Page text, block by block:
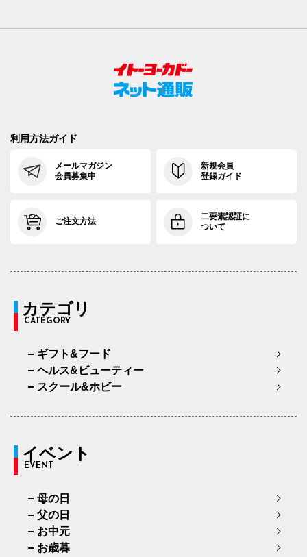
利用方法ガイド
メールマガジン
会員募集中
新規会員
登録ガイド
ご注文方法
二要素認証に
ついて
カテゴリ
CATEGORY
ギフト&フード
ヘルス&ビューティー
スクール&ホビー
イベント
EVENT
母の日
父の日
お中元
お歳暮